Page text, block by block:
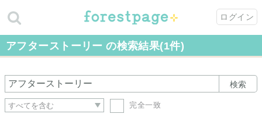
ログイン
アフターストーリー の検索結果(1件)
検索
完全一致